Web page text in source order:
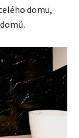
domu,